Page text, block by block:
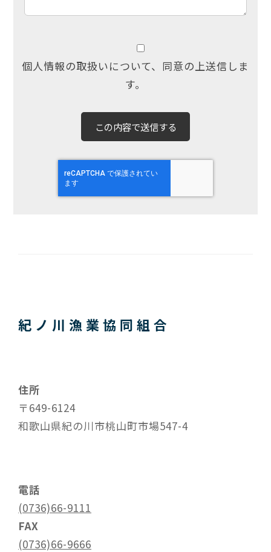
個人情報の取扱いについて、同意の上送信しま
す。
紀ノ川漁業協同組合
住所
〒649-6124
和歌山県紀の川市桃山町市場547-4
電話
(0736)66-9111
FAX
(0736)66-9666